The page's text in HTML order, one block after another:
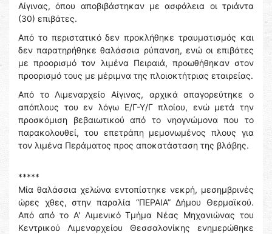
Αίγινας, όπου αποβιβάστηκαν με ασφάλεια οι τριάντα
(30) επιβάτες.
Από το περιστατικό δεν προκλήθηκε τραυματισμός και
δεν παρατηρήθηκε θαλάσσια ρύπανση, ενώ οι επιβάτες
με προορισμό τον λιμένα Πειραιά, προωθήθηκαν στον
προορισμό τους με μέριμνα της πλοιοκτήτριας εταιρείας.
Από το Λιμεναρχείο Αίγινας, αρχικά απαγορεύτηκε ο
απόπλους του εν λόγω Ε/Γ-Υ/Γ πλοίου, ενώ μετά την
προσκόμιση βεβαιωτικού από το νηογνώμονα που το
παρακολουθεί, του επετράπη μεμονωμένος πλους για
τον λιμένα Περάματος προς αποκατάσταση της βλάβης.
*****
Μία θαλάσσια χελώνα εντοπίστηκε νεκρή, μεσημβρινές
ώρες χθες, στην παραλία “ΠΕΡΑΙΑ” Δήμου Θερμαϊκού.
Από από το Α' Λιμενικό Τμήμα Νέας Μηχανιώνας του
Κεντρικού Λιμεναρχείου Θεσσαλονίκης ενημερώθηκε